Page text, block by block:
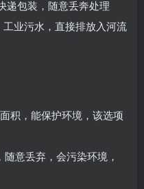
递包装，随意丢奔处理
业污水，直接排放入河流
积，能保护环境，该选项
意丢弃，会污染环境，